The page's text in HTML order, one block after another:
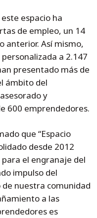
espacio ha
de empleo, un 14
anterior. Así mismo,
a 2.147
presentado más de
ámbito del
y
600 emprendedores.
que “Espacio
desde 2012
el engranaje del
impulso del
nuestra comunidad
a las
es